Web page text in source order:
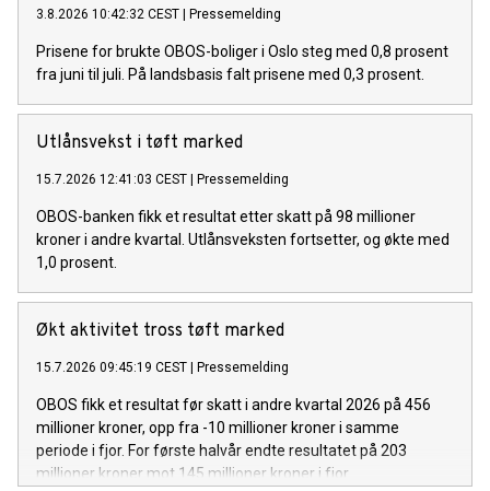
3.8.2026 10:42:32 CEST Pressemelding
Prisene for brukte OBOS-boliger i Oslo steg med 0,8 prosent
fra juni til juli. På landsbasis falt prisene med 0,3 prosent.
Utlånsvekst i tøft marked
15.7.2026 12:41:03 CEST Pressemelding
OBOS-banken fikk et resultat etter skatt på 98 millioner
kroner i andre kvartal. Utlånsveksten fortsetter, og økte med
1,0 prosent.
Økt aktivitet tross tøft marked
15.7.2026 09:45:19 CEST Pressemelding
OBOS fikk et resultat før skatt i andre kvartal 2026 på 456
millioner kroner, opp fra -10 millioner kroner i samme
periode i fjor. For første halvår endte resultatet på 203
millioner kroner mot 145 millioner kroner i fjor.